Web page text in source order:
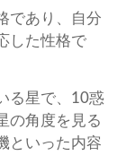
であり、自分
した性格で
る星で、10惑
の角度を見る
といった内容